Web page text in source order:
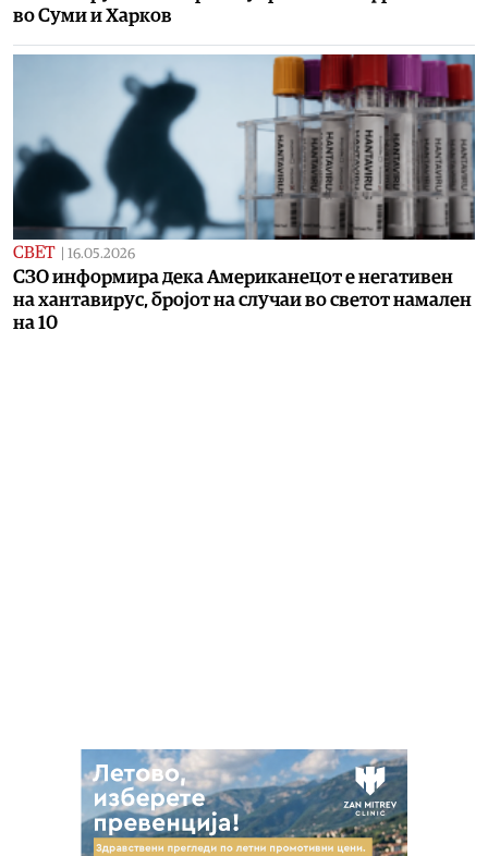
во Суми и Харков
СВЕТ | 16.05.2026
СЗО информира дека Американецот е негативен
на хантавирус, бројот на случаи во светот намален
на 10